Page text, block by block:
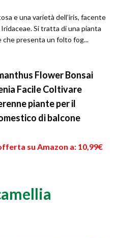
e una varietà dell’iris, facente
Si tratta di una pianta
che presenta un folto fog...
Flower Bonsai
Facile Coltivare
piante per il
di balcone
su Amazon a: 10,99€